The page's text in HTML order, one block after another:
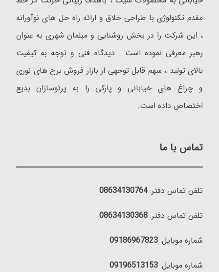
مقدم تکنولوژی با طراحی خلاق و ارائه راه حل های نوآورانه
، این شرکت را در بخش روشنایی و مبلمان شهری به عنوان
رهبر معرفی نموده است . دیدگاه فنی و توجه به کیفیت
بالای تولید ، سهم قابل توجهی از بازار فروش برج های نوری
و چراغ های خیابانی و پارکی را به پرتوسازان بدیع
اختصاص داده است.
تماس با ما
تلفن تماس دفتر:08634130764
تلفن تماس دفتر:08634130368
شماره موبایل:09186967823
شماره موبایل:09196513153